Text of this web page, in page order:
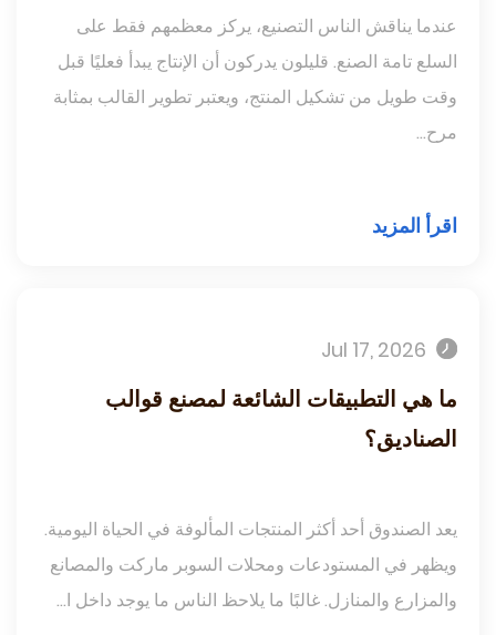
عندما يناقش الناس التصنيع، يركز معظمهم فقط على
السلع تامة الصنع. قليلون يدركون أن الإنتاج يبدأ فعليًا قبل
وقت طويل من تشكيل المنتج، ويعتبر تطوير القالب بمثابة
مرح...
اقرأ المزيد
ما هي التطبيقات الشائعة لمصنع قوالب
الصناديق؟
يعد الصندوق أحد أكثر المنتجات المألوفة في الحياة اليومية.
ويظهر في المستودعات ومحلات السوبر ماركت والمصانع
والمزارع والمنازل. غالبًا ما يلاحظ الناس ما يوجد داخل ا...